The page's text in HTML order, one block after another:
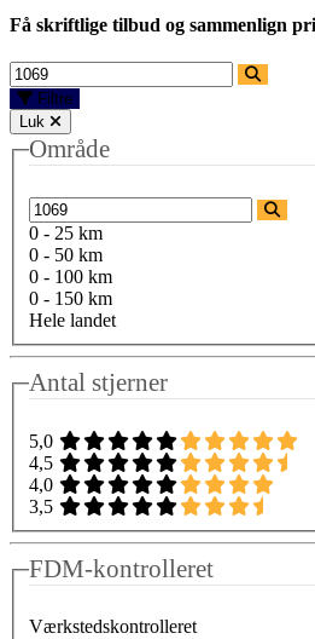
Få skriftlige tilbud og sammenlign
Filtre
Luk
Område
0 - 25 km
0 - 50 km
0 - 100 km
0 - 150 km
Hele landet
Antal stjerner
5,0
4,5
4,0
3,5
FDM-kontrolleret
Værkstedskontrolleret